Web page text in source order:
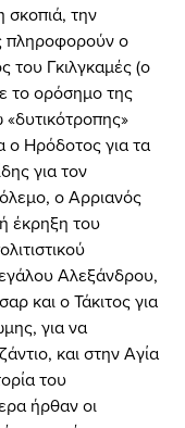
πληροφορούν ο
του Γκιλγκαμές (ο
το ορόσημο της
ο Ηρόδοτος για τα
για τον
ο Αρριανός
έκρηξη του
Αλεξάνδρου,
και ο Τάκιτος για
για να
και στην Αγία
του
ήρθαν οι